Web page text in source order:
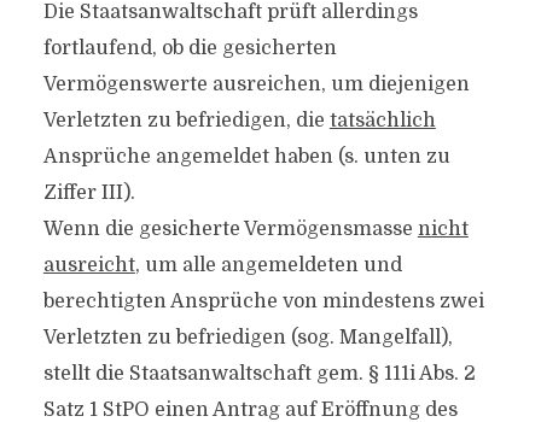
Die Staatsanwaltschaft prüft allerdings
fortlaufend, ob die gesicherten
Vermögenswerte ausreichen, um diejenigen
Verletzten zu befriedigen, die tatsächlich
Ansprüche angemeldet haben (s. unten zu
Ziffer III).
Wenn die gesicherte Vermögensmasse nicht
ausreicht, um alle angemeldeten und
berechtigten Ansprüche von mindestens zwei
Verletzten zu befriedigen (sog. Mangelfall),
stellt die Staatsanwaltschaft gem. § 111i Abs. 2
Satz 1 StPO einen Antrag auf Eröffnung des